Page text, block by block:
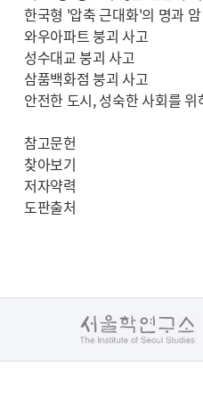
한국형 '압축 근대화'의 명과 암
와우아파트 붕괴 사고
성수대교 붕괴 사고
삼품백화점 붕괴 사고
안전한 도시, 성숙한 사회를 위
참고문헌
찾아보기
저자약력
도판출처